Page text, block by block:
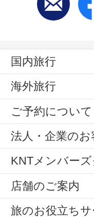
国内旅行
海外旅行
ご予約について
法人・企業のお
KNTメンバー
店舗のご案内
旅のお役立ちサ